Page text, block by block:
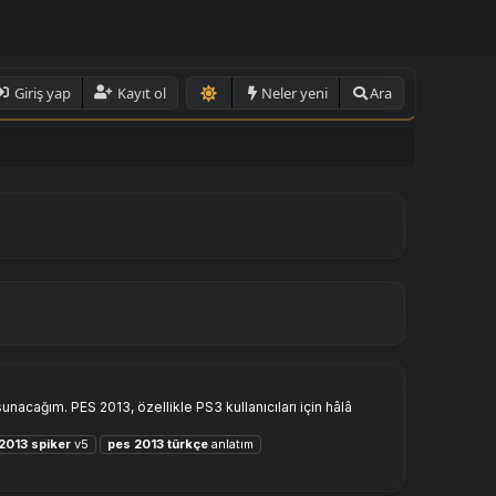
Giriş yap Kayıt ol Neler yeni Ara
PES 2013, özellikle PS3 kullanıcıları için hâlâ
spiker v5 pes 2013 türkçe anlatım